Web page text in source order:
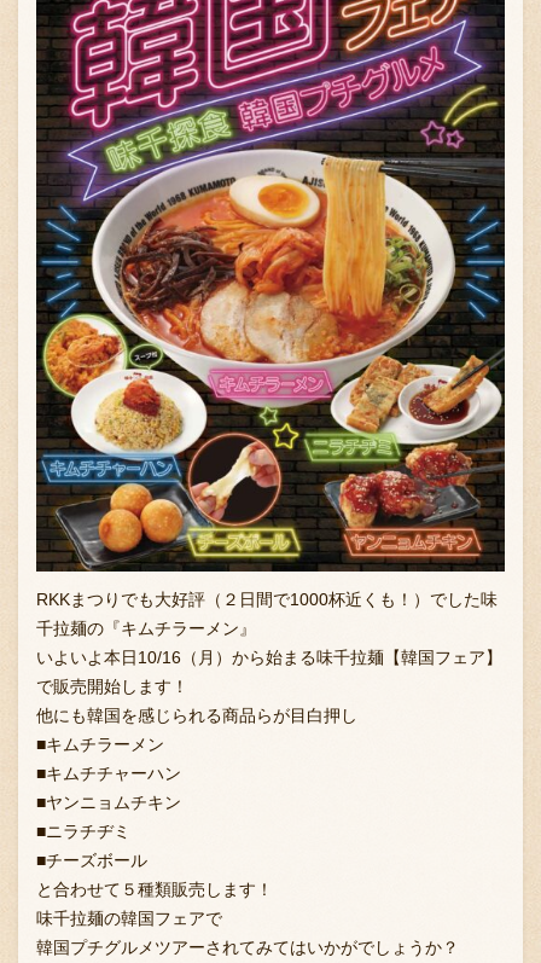
お問い合わせ
ブランド一覧
FC加盟店募集
会社案内
お知らせ
採用情報
RKKまつりでも大好評（２日間で1000杯近くも！）でした味
千拉麺の『キムチラーメン』
いよいよ本日10/16（月）から始まる味千拉麺【韓国フェア】
で販売開始します！
他にも韓国を感じられる商品らが目白押し
■キムチラーメン
■キムチチャーハン
■ヤンニョムチキン
■ニラチヂミ
■チーズボール
と合わせて５種類販売します！
味千拉麺の韓国フェアで
韓国プチグルメツアーされてみてはいかがでしょうか？